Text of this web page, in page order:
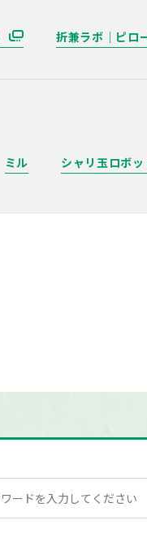
折兼ラボ｜ピロ
ミル シャリ玉ロボッ